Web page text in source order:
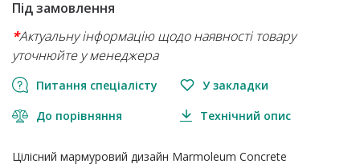
Під замовлення
*Актуальну інформацію щодо наявності товару
уточнюйте у менеджера
Питання спеціалісту У закладки
До порівняння Технічний опис
Цілісний мармуровий дизайн Marmoleum Concrete